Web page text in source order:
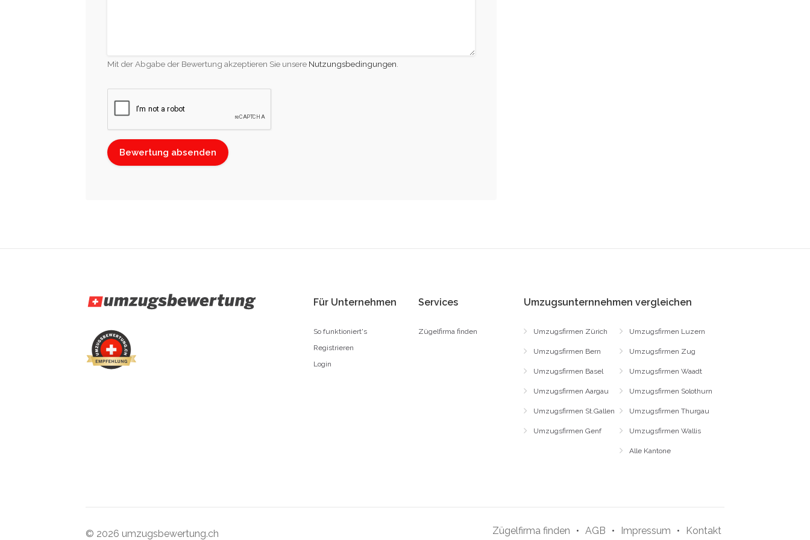
Mit der Abgabe der Bewertung akzeptieren Sie unsere Nutzungsbedingungen
Für Unternehmen
So funktioniert's
Registrieren
Login
Services
Zügelfirma finden
Umzugsunternnehmen vergleichen
Umzugsfirmen Zürich
Umzugsfirmen Bern
Umzugsfirmen Basel
Umzugsfirmen Aargau
Umzugsfirmen St.Gallen
Umzugsfirmen Genf
Umzugsfirmen Luzern
Umzugsfirmen Zug
Umzugsfirmen Waadt
Umzugsfirmen Solothurn
Umzugsfirmen Thurgau
Umzugsfirmen Wallis
Alle Kantone
© 2026 umzugsbewertung.ch Zügelfirma finden • AGB • Impressum • Kontakt